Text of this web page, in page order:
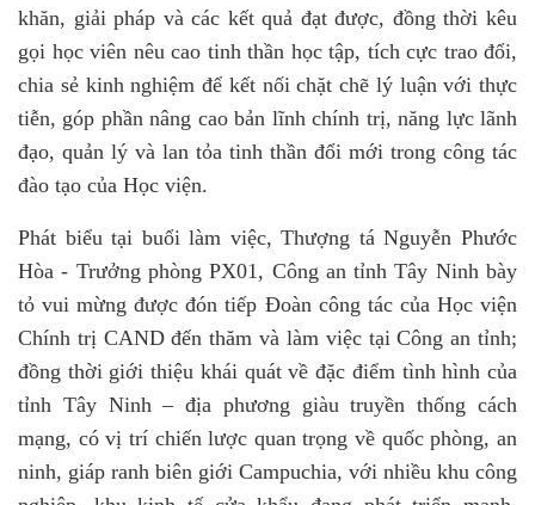
khăn, giải pháp và các kết quả đạt được, đồng thời kêu
gọi học viên nêu cao tinh thần học tập, tích cực trao đổi,
chia sẻ kinh nghiệm để kết nối chặt chẽ lý luận với thực
tiễn, góp phần nâng cao bản lĩnh chính trị, năng lực lãnh
đạo, quản lý và lan tỏa tinh thần đổi mới trong công tác
đào tạo của Học viện.
Phát biểu tại buổi làm việc, Thượng tá Nguyễn Phước
Hòa - Trưởng phòng PX01, Công an tỉnh Tây Ninh bày
tỏ vui mừng được đón tiếp Đoàn công tác của Học viện
Chính trị CAND đến thăm và làm việc tại Công an tỉnh;
đồng thời giới thiệu khái quát về đặc điểm tình hình của
tỉnh Tây Ninh – địa phương giàu truyền thống cách
mạng, có vị trí chiến lược quan trọng về quốc phòng, an
ninh, giáp ranh biên giới Campuchia, với nhiều khu công